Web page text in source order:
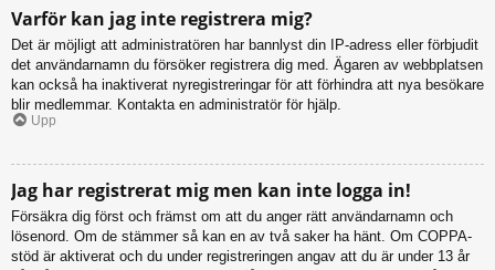
Varför kan jag inte registrera mig?
Det är möjligt att administratören har bannlyst din IP-adress eller förbjudit
det användarnamn du försöker registrera dig med. Ägaren av webbplatsen
kan också ha inaktiverat nyregistreringar för att förhindra att nya besökare
blir medlemmar. Kontakta en administratör för hjälp.
Upp
Jag har registrerat mig men kan inte logga in!
Försäkra dig först och främst om att du anger rätt användarnamn och
lösenord. Om de stämmer så kan en av två saker ha hänt. Om COPPA-
stöd är aktiverat och du under registreringen angav att du är under 13 år